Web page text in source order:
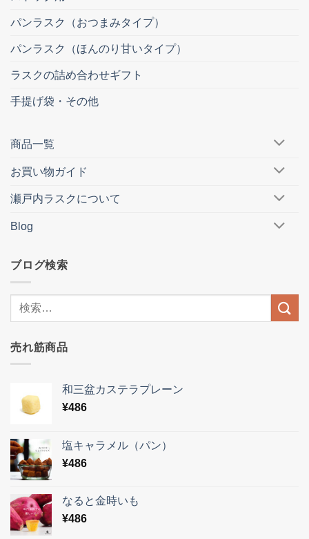
パンラスク（おつまみタイプ）
パンラスク（ほんのり甘いタイプ）
ラスクの詰め合わせギフト
手提げ袋・その他
商品一覧
お買い物ガイド
瀬戸内ラスクについて
Blog
ブログ検索
売れ筋商品
和三盆カステラプレーン
¥486
塩キャラメル（パン）
¥486
なると金時いも
¥486